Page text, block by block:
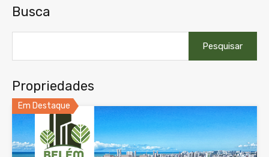
Busca
por:
Propriedades
Em Destaque